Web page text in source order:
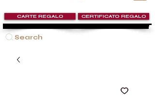
Search
CARTE REGALO CERTIFICATO REGALO